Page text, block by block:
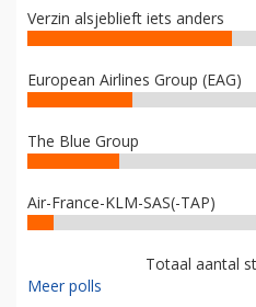
Verzin alsjeblieft iets anders
European Airlines Group (EAG)
The Blue Group
Air-France-KLM-SAS(-TAP)
Totaal aantal
Meer polls